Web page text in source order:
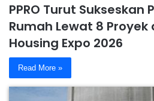
PPRO Turut
Rumah Lewat 8
Housing Expo 2026
Read More »